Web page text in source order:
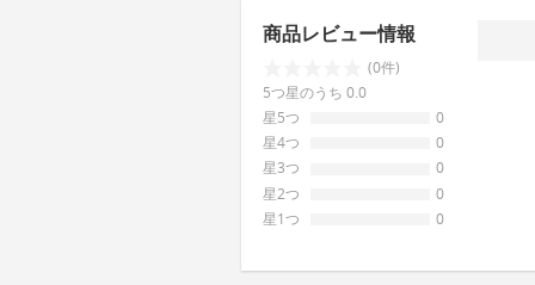
商品レビュー情報
(0件)
5つ星のうち 0.0
星5つ
0
星4つ
0
星3つ
0
星2つ
0
星1つ
0